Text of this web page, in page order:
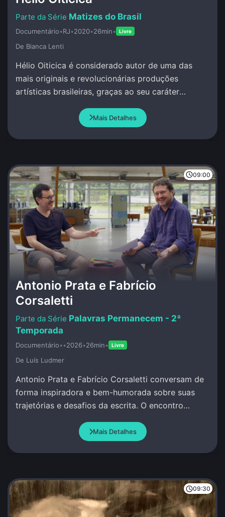
Matizes do Brasil
Documentário•RJ•2020•26min• Livre
De Bianca Lenti
Hélio Oiticica é considerado autor de uma das
mais originais e revolucionárias produções
artísticas brasileiras, graças ao seu caráter
Mais Detalhes
09:00
Antonio Prata e Fabrício
Corsaletti
Palavras Permanecem - 2ª
Temporada
Documentário••2026•26min• Livre
De Luí­s Ludmer
Antonio Prata e Fabrício Corsaletti conversam de
forma inspiradora e bem-humorada sobre suas
trajetórias e desafios da escrita. O encontro
Mais Detalhes
09:30